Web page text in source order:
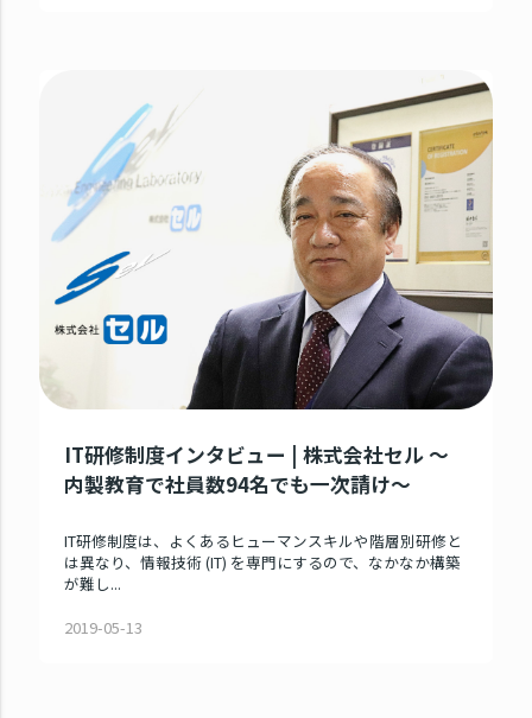
IT研修制度インタビュー | 株式会社セル ～
内製教育で社員数94名でも一次請け～
IT研修制度は、よくあるヒューマンスキルや階層別研修と
は異なり、情報技術 (IT) を専門にするので、なかなか構築
が難し...
2019-05-13